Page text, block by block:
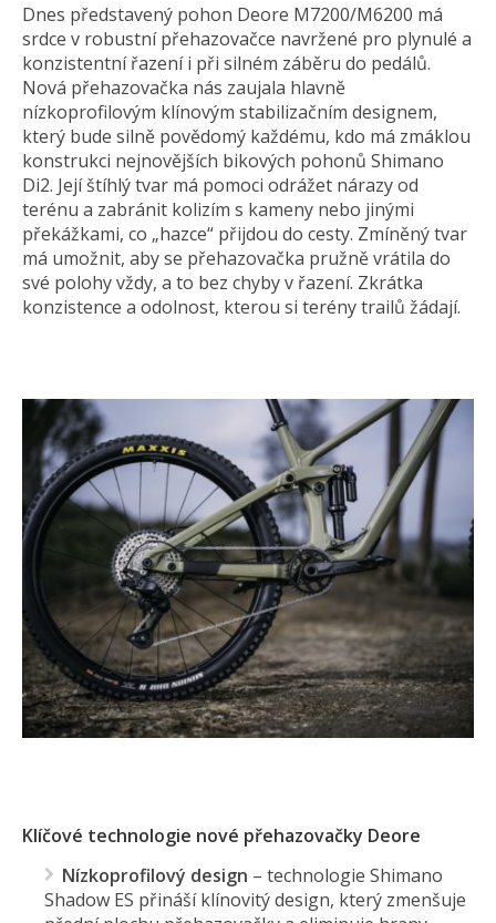
Dnes představený pohon Deore M7200/M6200 má
srdce v robustní přehazovačce navržené pro plynulé a
konzistentní řazení i při silném záběru do pedálů.
Nová přehazovačka nás zaujala hlavně
nízkoprofilovým klínovým stabilizačním designem,
který bude silně povědomý každému, kdo má zmáklou
konstrukci nejnovějších bikových pohonů Shimano
Di2. Její štíhlý tvar má pomoci odrážet nárazy od
terénu a zabránit kolizím s kameny nebo jinými
překážkami, co „hazce“ přijdou do cesty. Zmíněný tvar
má umožnit, aby se přehazovačka pružně vrátila do
své polohy vždy, a to bez chyby v řazení. Zkrátka
konzistence a odolnost, kterou si terény trailů žádají.
Klíčové technologie nové přehazovačky Deore
Nízkoprofilový design – technologie Shimano
Shadow ES přináší klínovitý design, který zmenšuje